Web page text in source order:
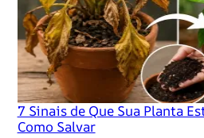
7 Sinais de Que Sua Planta
Como Salvar